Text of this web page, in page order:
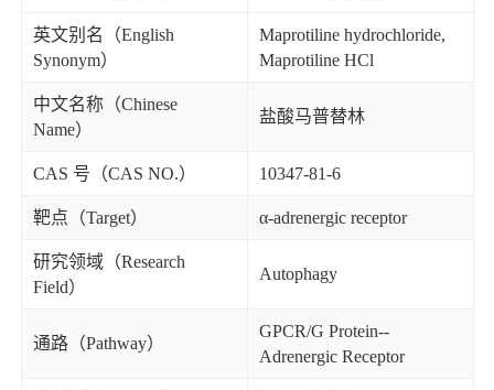
英文别名（English
Synonym）
Maprotiline hydrochloride,
Maprotiline HCl
中文名称（Chinese
Name）
盐酸马普替林
CAS 号（CAS NO.） 10347-81-6
靶点（Target） α-adrenergic receptor
研究领域（Research
Field）
Autophagy
通路（Pathway）
GPCR/G Protein--
Adrenergic Receptor